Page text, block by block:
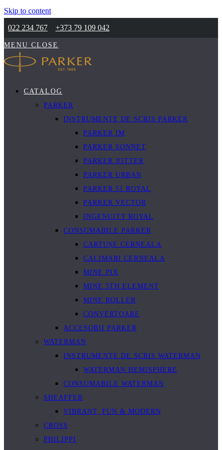
Skip to content
022 234 767
+373 79 109 042
MENU CLOSE
CATALOG
PARKER
INSTRUMENTE DE SCRIS PARKER
PARKER IM
PARKER SONNET
PARKER JOTTER
PARKER URBAN
PARKER 51 ROYAL
PARKER VECTOR
INGENUITY ROYAL
CONSUMABILE PARKER
CARTUȘE CERNEALA
CALIMARI CERNEALA
MINE PIX
MINE 5TH ELEMENT
MINE ROLLER
CONVERTOARE
ACCESORII PARKER
WATERMAN
INSTRUMENTE DE SCRIS WATERMAN
WATERMAN HEMISPHERE
CONSUMABILE WATERMAN
SHEAFFER
VIBRANT, FUN & MODERN
CROSS
PHILIPPI